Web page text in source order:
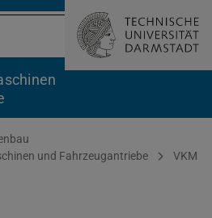
und Fahrzeugantriebe
VKM